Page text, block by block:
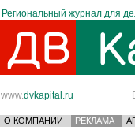
Региональный журнал для
www.dvkapital.ru
О КОМПАНИИ РЕКЛАМА